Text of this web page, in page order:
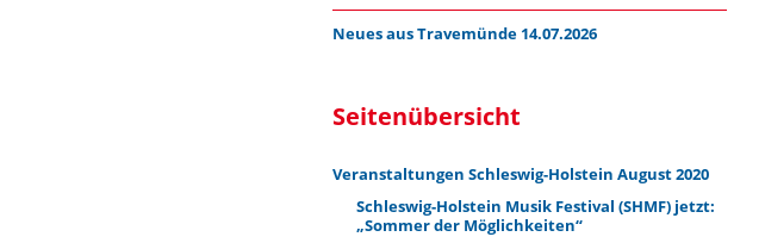
Neues aus Travemünde 14.07.2026
Seitenübersicht
Veranstaltungen Schleswig-Holstein August 2020
Schleswig-Holstein Musik Festival (SHMF) jetzt:
„Sommer der Möglichkeiten“